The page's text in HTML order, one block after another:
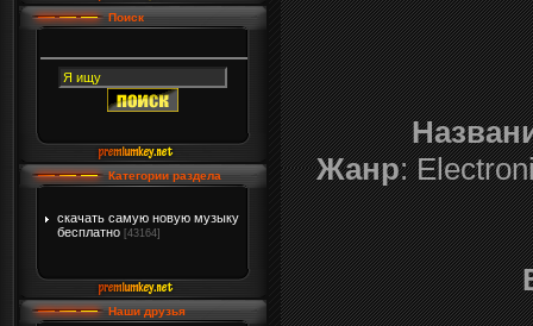
Поиск
Категории раздела
скачать самую новую музыку
бесплатно [43164]
Наши друзья
Жанр: